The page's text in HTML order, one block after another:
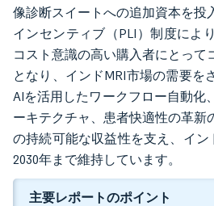
像診断スイートへの追加資本を投
インセンティブ（PLI）制度によ
コスト意識の高い購入者にとって
となり、インドMRI市場の需要を
AIを活用したワークフロー自動化
ーキテクチャ、患者快適性の革新
の持続可能な収益性を支え、イン
2030年まで維持しています。
主要レポートのポイント